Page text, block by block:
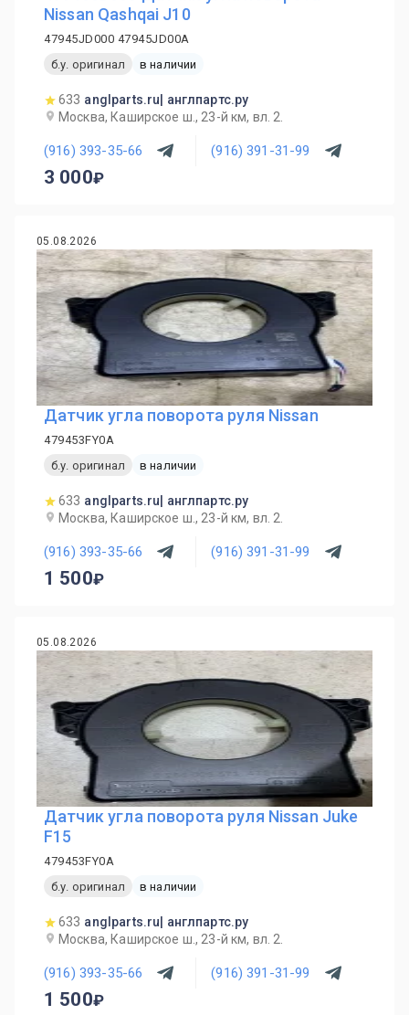
Nissan Qashqai J10
47945JD000 47945JD00A
б.у. оригинал
в наличии
633 anglparts.ru| англпартс.ру
Москва, Каширское ш., 23-й км, вл. 2.
(916) 393-35-66 (916) 391-31-99
3 000
05.08.2026
Датчик угла поворота руля Nissan
479453FY0A
б.у. оригинал
в наличии
633 anglparts.ru| англпартс.ру
Москва, Каширское ш., 23-й км, вл. 2.
(916) 393-35-66 (916) 391-31-99
1 500
05.08.2026
Датчик угла поворота руля Nissan Juke
F15
479453FY0A
б.у. оригинал
в наличии
633 anglparts.ru| англпартс.ру
Москва, Каширское ш., 23-й км, вл. 2.
(916) 393-35-66 (916) 391-31-99
1 500